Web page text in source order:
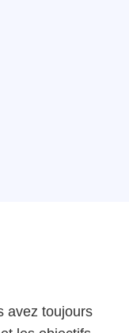
avez toujours